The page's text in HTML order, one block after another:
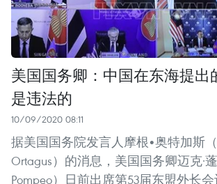
美国国务卿：中国在东海提出
是违法的
10/09/2020 08:11
据美国国务院发言人摩根•奥特加斯
Ortagus）的消息，美国国务卿迈克·
Pompeo）日前出席第53届东盟外长会